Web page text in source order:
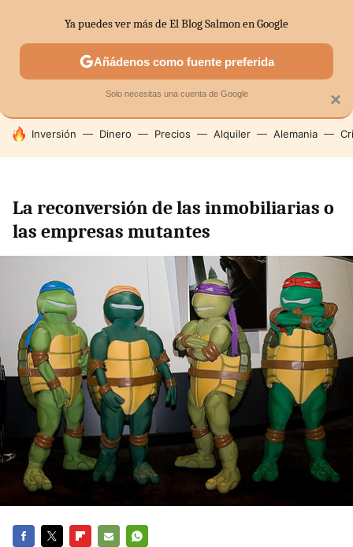
SECTORES ECONOMÍA DOMÉSTICA MERCADOS
HOY SE HABLA DE
Inversión Dinero Precios Alquiler Alemania
La reconversión de las inmobiliarias o
las empresas mutantes
×
Ya puedes ver más de El Blog Salmon en Google
Añádenos como fuente preferida
Solo necesitas una cuenta de Google